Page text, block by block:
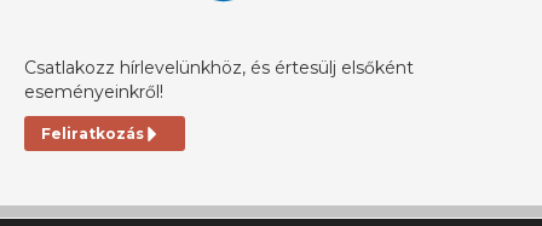
Csatlakozz hírlevelünkhöz, és értesülj elsőként
eseményeinkről!
Feliratkozás